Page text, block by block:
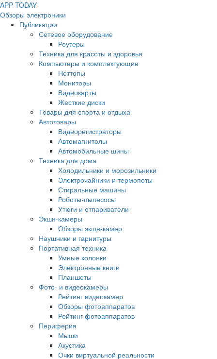
APP TODAY
Обзоры электроники
Публикации
Сетевое оборудование
Роутеры
Техника для красоты и здоровья
Компьютеры и комплектующие
Неттопы
Мониторы
Видеокарты
Жесткие диски
Товары для спорта и отдыха
Автотовары
Видеорегистраторы
Автомагнитолы
Автомобильные шины
Техника для дома
Холодильники и морозильники
Электрочайники и термопоты
Стиральные машины
Роботы-пылесосы
Утюги и отпариватели
Экшн-камеры
Обзоры экшн-камер
Наушники и гарнитуры
Портативная техника
Умные колонки
Электронные книги
Планшеты
Фото- и видеокамеры
Рейтинг видеокамер
Обзоры фотоаппаратов
Рейтинг фотоаппаратов
Периферия
Мыши
Акустика
Очки виртуальной реальности